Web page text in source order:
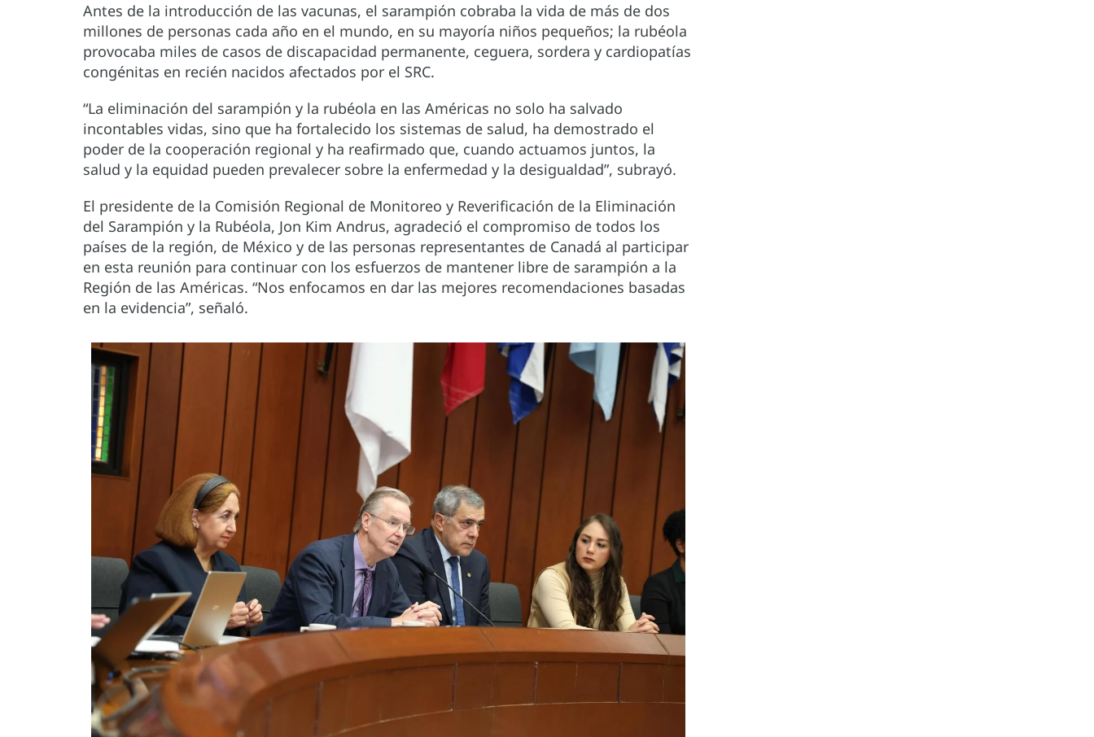
Antes de la introducción de las vacunas, el sarampión cobraba la vida de más de dos
millones de personas cada año en el mundo, en su mayoría niños pequeños; la rubéola
provocaba miles de casos de discapacidad permanente, ceguera, sordera y cardiopatías
congénitas en recién nacidos afectados por el SRC.
“La eliminación del sarampión y la rubéola en las Américas no solo ha salvado
incontables vidas, sino que ha fortalecido los sistemas de salud, ha demostrado el
poder de la cooperación regional y ha reafirmado que, cuando actuamos juntos, la
salud y la equidad pueden prevalecer sobre la enfermedad y la desigualdad”, subrayó.
El presidente de la Comisión Regional de Monitoreo y Reverificación de la Eliminación
del Sarampión y la Rubéola, Jon Kim Andrus, agradeció el compromiso de todos los
países de la región, de México y de las personas representantes de Canadá al participar
en esta reunión para continuar con los esfuerzos de mantener libre de sarampión a la
Región de las Américas. “Nos enfocamos en dar las mejores recomendaciones basadas
en la evidencia”, señaló.